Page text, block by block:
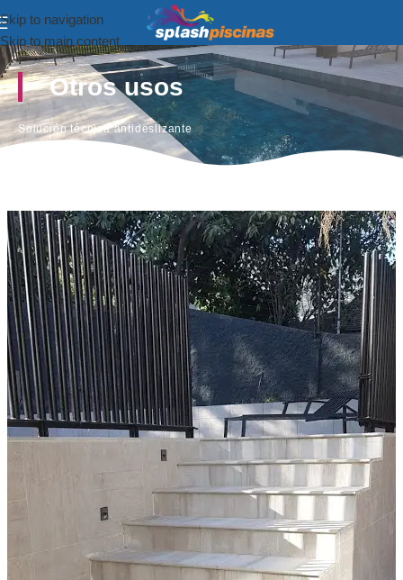
Skip to navigation
Skip to main content
Otros usos
Solución técnica antideslizante